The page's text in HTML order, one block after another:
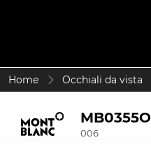
Home Occhiali da vista
MB0355O
006